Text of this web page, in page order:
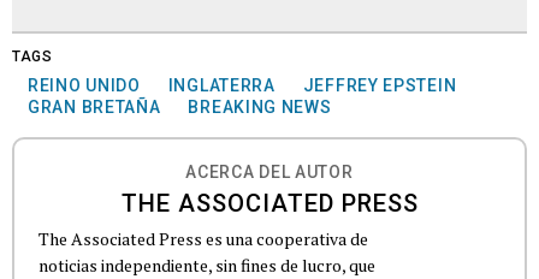
TAGS
REINO UNIDO INGLATERRA
JEFFREY EPSTEIN
GRAN BRETAÑA
BREAKING NEWS
ACERCA DEL AUTOR
THE ASSOCIATED PRESS
The Associated Press es una cooperativa de
noticias independiente, sin fines de lucro, que